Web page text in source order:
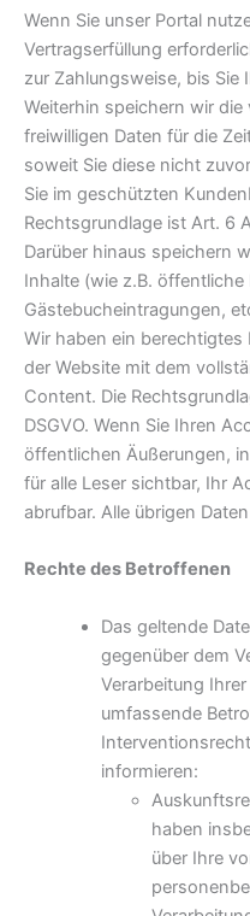
Wenn Sie unser Portal
Vertragserfüllung
zur Zahlungsweise, bis
Weiterhin speichern wir
freiwilligen Daten für die
soweit Sie diese nicht
Sie im geschützten
Rechtsgrundlage ist Art. 6
Darüber hinaus speichern
Inhalte (wie z.B.
Gästebucheintragungen,
Wir haben ein berechtigtes
der Website mit dem
Content. Die
DSGVO. Wenn Sie Ihren
öffentlichen Äußerungen,
für alle Leser sichtbar, Ihr
abrufbar. Alle übrigen
Rechte des Betroffenen
Das geltende
gegenüber dem
Verarbeitung
umfassende
informieren:
haben
über Ihre